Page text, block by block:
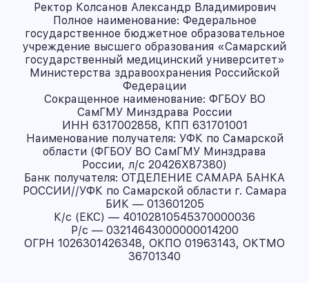
Ректор Колсанов Александр Владимирович
Полное наименование: Федеральное
государственное бюджетное образовательное
учреждение высшего образования «Самарский
государственный медицинский университет»
Министерства здравоохранения Российской
Федерации
Сокращенное наименование: ФГБОУ ВО
СамГМУ Минздрава России
ИНН 6317002858, КПП 631701001
Наименование получателя: УФК по Самарской
области (ФГБОУ ВО СамГМУ Минздрава
России, л/с 20426X87380)
Банк получателя: ОТДЕЛЕНИЕ САМАРА БАНКА
РОССИИ//УФК по Самарской области г. Самара
БИК — 013601205
К/с (ЕКС) — 40102810545370000036
Р/с — 03214643000000014200
ОГРН 1026301426348, ОКПО 01963143, ОКТМО
36701340